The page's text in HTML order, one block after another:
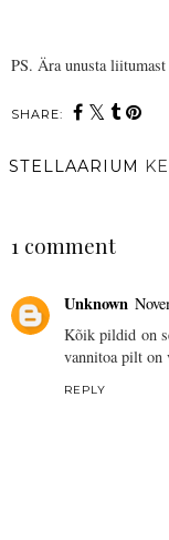
PS. Ära unusta liitumast
SHARE:
STELLAARIUM
1 comment
Unknown
Kõik pildid on
vannitoa pilt on
REPLY